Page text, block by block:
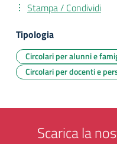
Stampa / Condividi
Tipologia
Circolari per alunni e
Circolari per docenti e
Scarica la